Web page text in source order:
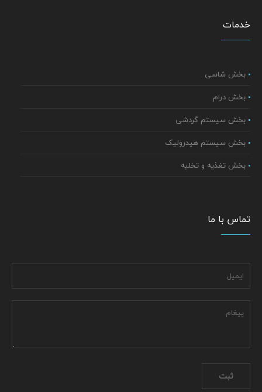
خدمات
بخش شاسی
بخش درام
بخش سیستم گردشی
بخش سیستم هیدرولیک
بخش تغذیه و تخلیه
تماس با ما